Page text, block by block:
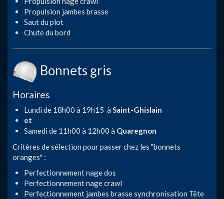
Propulsion jambes brasse
Saut du plot
Chute du bord
Bonnets gris
Horaires
Lundi de 18h00 à 19h15 à Saint-Ghislain
et
Samedi de 11h00 à 12h00 à Quaregnon
Critères de sélection pour passer chez les "bonnets
oranges" :
Perfectionnement nage dos
Perfectionnement nage crawl
Perfectionnement jambes brasse synchronisation Tête